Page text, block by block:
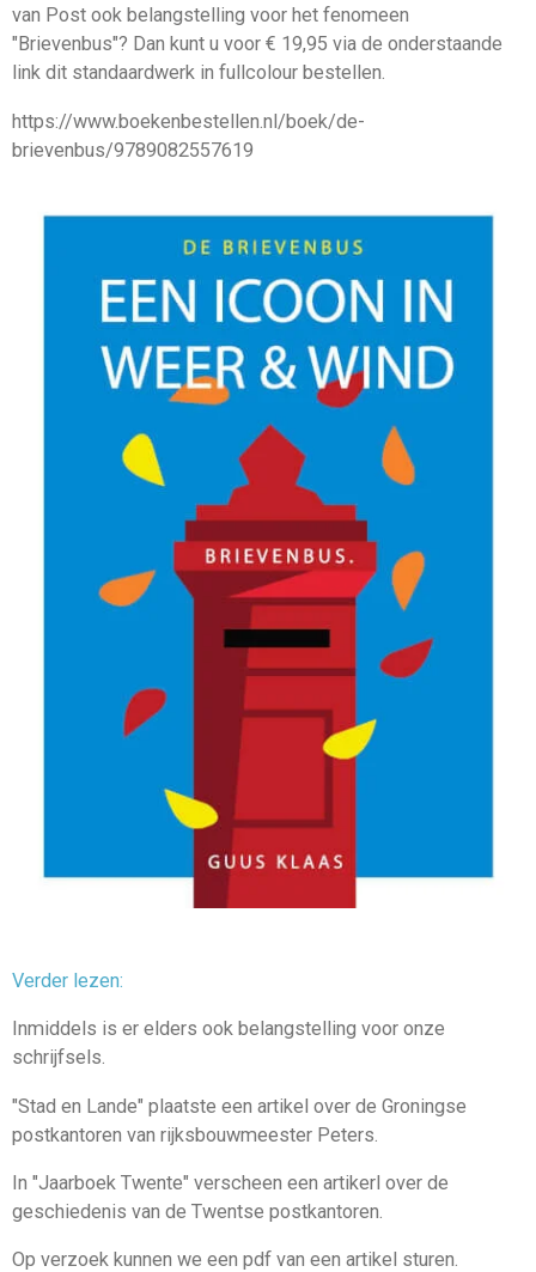
van Post ook belangstelling voor het fenomeen
"Brievenbus"? Dan kunt u voor € 19,95 via de onderstaande
link dit standaardwerk in fullcolour bestellen.
https://www.boekenbestellen.nl/boek/de-
brievenbus/9789082557619
Verder lezen:
Inmiddels is er elders ook belangstelling voor onze
schrijfsels.
"Stad en Lande" plaatste een artikel over de Groningse
postkantoren van rijksbouwmeester Peters.
In "Jaarboek Twente" verscheen een artikerl over de
geschiedenis van de Twentse postkantoren.
Op verzoek kunnen we een pdf van een artikel sturen.